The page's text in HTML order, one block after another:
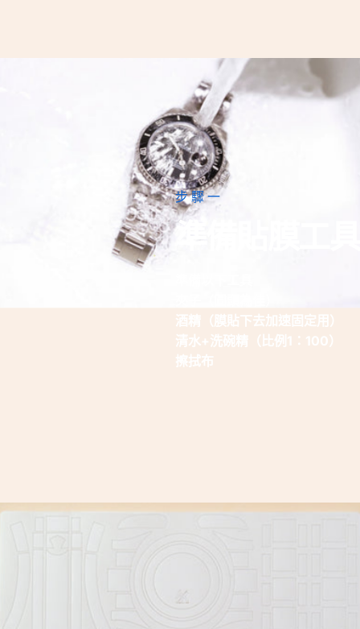
步驟一
準備貼膜工具
酒精（膜貼下去加速固定用）
清水+洗碗精（比例1：100）
擦拭布